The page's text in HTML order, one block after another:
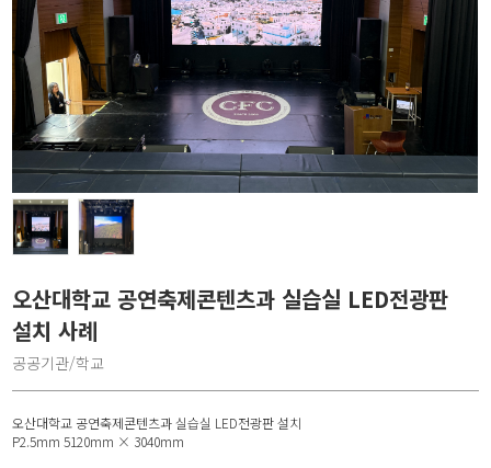
오산대학교 공연축제콘텐츠과 실습실 LED전광판
설치 사례
공공기관/학교
오산대학교 공연축제콘텐츠과 실습실 LED전광판 설치
P2.5mm 5120mm × 3040mm